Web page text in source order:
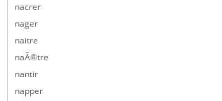
nacrer
nager
naitre
naÃ®tre
nantir
napper